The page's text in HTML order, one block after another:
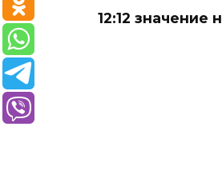
12:12 значение